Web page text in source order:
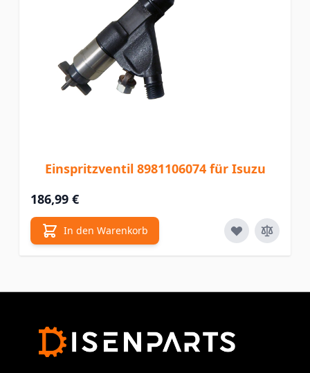
Einspritzventil 8981106074 für Isuzu
186,99 €
In den Warenkorb